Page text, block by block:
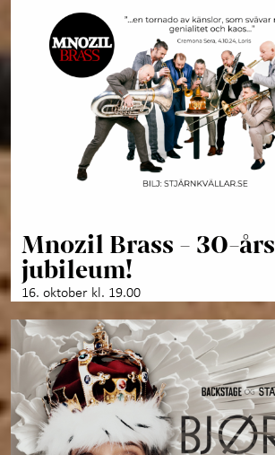
Mnozil Brass - 30-års
jubileum!
16. oktober kl. 19.00